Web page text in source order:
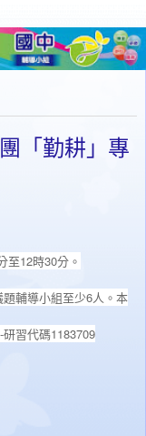
「勤耕」專
至12時30分。
輔導小組至少6人。本
習代碼1183709